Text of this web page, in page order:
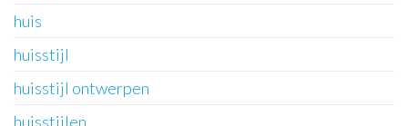
huis
huisstijl
huisstijl ontwerpen
huisstijlen